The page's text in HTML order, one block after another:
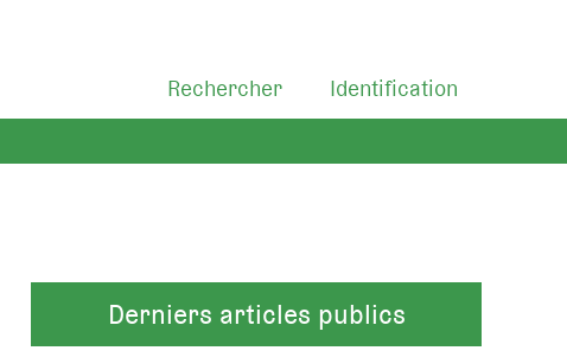
Identification
Rechercher
Derniers articles publics